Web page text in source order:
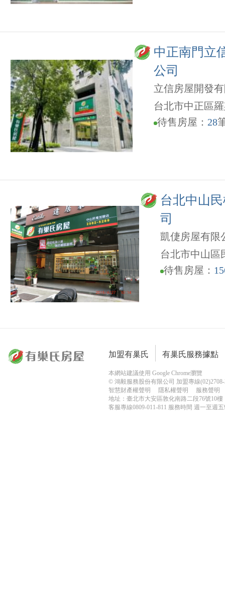
中正南門立
公司
立信房屋開發
台北市中正區
待售房屋： 28
台北中山
司
凱倢房屋有限
台北市中山區
待售房屋：
加盟有巢氏 有巢氏服務據點
本網站建議使用 Google Chrome瀏覽
© 鴻毅服務股份有限公司 加盟專線(02)2708-
智慧財產權聲明
隱私權聲明
服務聲明
地址：臺北市大安區敦化南路二段76號10樓
客服專線0809-011-811 服務時間 週一至週五